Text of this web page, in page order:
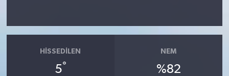
HISSEDILEN
5°
NEM
%82